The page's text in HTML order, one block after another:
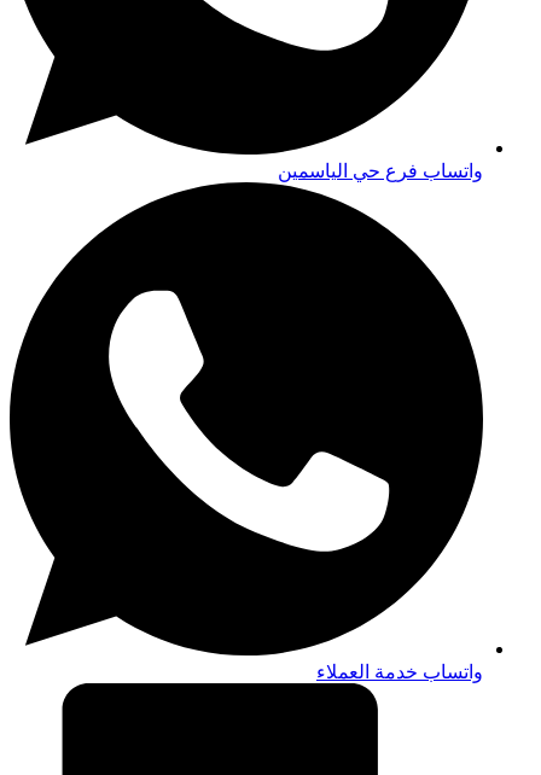
واتساب فرع حي الياسمين
واتساب خدمة العملاء